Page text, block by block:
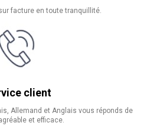
facture en toute tranquillité.
client
Allemand et Anglais vous réponds de
et efficace.